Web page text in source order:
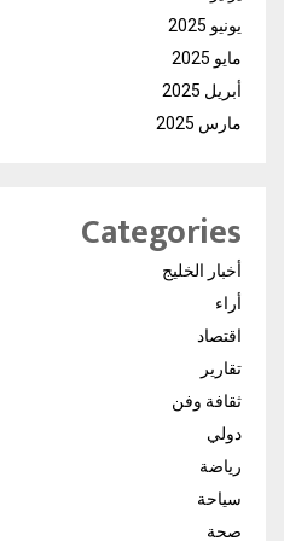
يونيو 2025
مايو 2025
أبريل 2025
مارس 2025
Categories
أخبار الخليج
أراء
اقتصاد
تقارير
ثقافة وفن
دولي
رياضة
سياحة
صحة